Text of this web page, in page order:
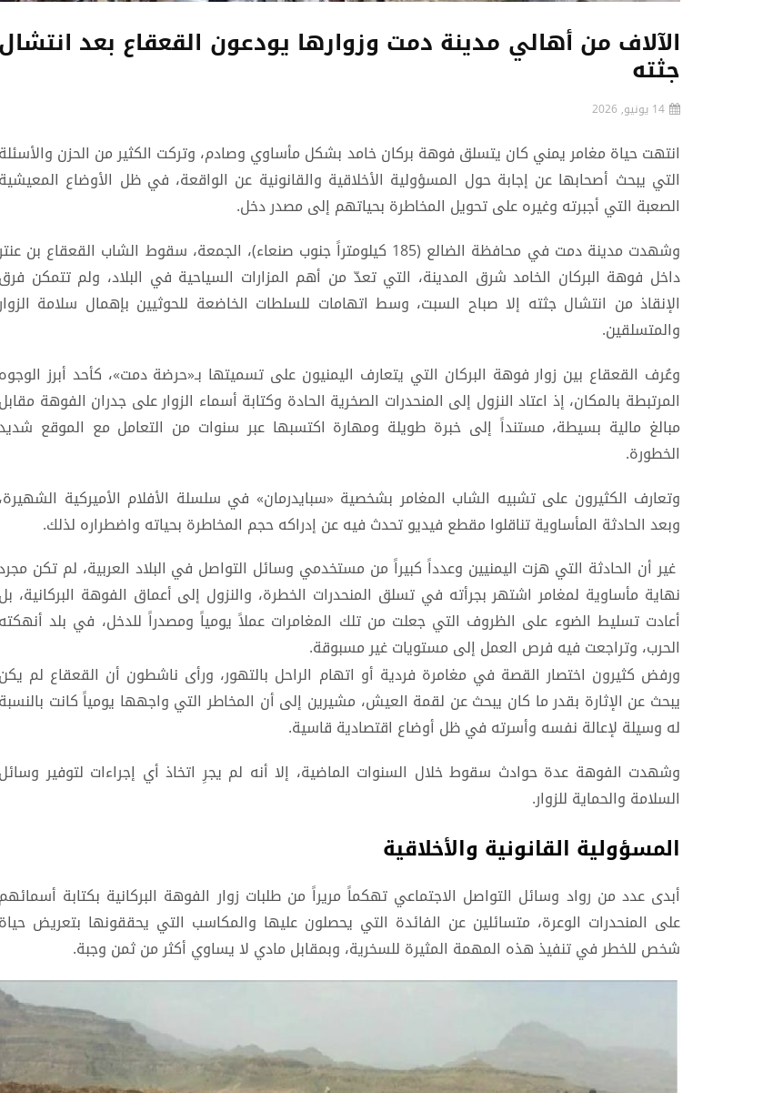
الآلاف من أهالي مدينة دمت وزوارها يودعون القعقاع بعد انتشال
جثته
14 يونيو, 2026
انتهت حياة مغامر يمني كان يتسلق فوهة بركان خامد بشكل مأساوي وصادم، وتركت الكثير من الحزن والأسئلة
التي يبحث أصحابها عن إجابة حول المسؤولية الأخلاقية والقانونية عن الواقعة، في ظل الأوضاع المعيشية
الصعبة التي أجبرته وغيره على تحويل المخاطرة بحياتهم إلى مصدر دخل.
وشهدت مدينة دمت في محافظة الضالع (185 كيلومتراً جنوب صنعاء)، الجمعة، سقوط الشاب القعقاع بن
داخل فوهة البركان الخامد شرق المدينة، التي تعدّ من أهم المزارات السياحية في البلاد، ولم تتمكن فرق
الإنقاذ من انتشال جثته إلا صباح السبت، وسط اتهامات للسلطات الخاضعة للحوثيين بإهمال سلامة
والمتسلقين.
وعُرف القعقاع بين زوار فوهة البركان التي يتعارف اليمنيون على تسميتها بـ«حرضة دمت»، كأحد أبرز الوجوه
المرتبطة بالمكان، إذ اعتاد النزول إلى المنحدرات الصخرية الحادة وكتابة أسماء الزوار على جدران الفوهة مقابل
مبالغ مالية بسيطة، مستنداً إلى خبرة طويلة ومهارة اكتسبها عبر سنوات من التعامل مع الموقع
الخطورة.
وتعارف الكثيرون على تشبيه الشاب المغامر بشخصية «سبايدرمان» في سلسلة الأفلام الأميركية الشهيرة،
وبعد الحادثة المأساوية تناقلوا مقطع فيديو تحدث فيه عن إدراكه حجم المخاطرة بحياته واضطراره لذلك.
غير أن الحادثة التي هزت اليمنيين وعدداً كبيراً من مستخدمي وسائل التواصل في البلاد العربية، لم تكن
نهاية مأساوية لمغامر اشتهر بجرأته في تسلق المنحدرات الخطرة، والنزول إلى أعماق الفوهة البركانية، بل
أعادت تسليط الضوء على الظروف التي جعلت من تلك المغامرات عملاً يومياً ومصدراً للدخل، في بلد أنهكته
الحرب، وتراجعت فيه فرص العمل إلى مستويات غير مسبوقة.
ورفض كثيرون اختصار القصة في مغامرة فردية أو اتهام الراحل بالتهور، ورأى ناشطون أن القعقاع لم يكن
يبحث عن الإثارة بقدر ما كان يبحث عن لقمة العيش، مشيرين إلى أن المخاطر التي واجهها يومياً كانت بالنسبة
له وسيلة لإعالة نفسه وأسرته في ظل أوضاع اقتصادية قاسية.
وشهدت الفوهة عدة حوادث سقوط خلال السنوات الماضية، إلا أنه لم يجرِ اتخاذ أي إجراءات لتوفير وسائل
السلامة والحماية للزوار.
المسؤولية القانونية والأخلاقية
أبدى عدد من رواد وسائل التواصل الاجتماعي تهكماً مريراً من طلبات زوار الفوهة البركانية بكتابة أسمائهم
على المنحدرات الوعرة، متسائلين عن الفائدة التي يحصلون عليها والمكاسب التي يحققونها بتعريض حياة
شخص للخطر في تنفيذ هذه المهمة المثيرة للسخرية، وبمقابل مادي لا يساوي أكثر من ثمن وجبة.